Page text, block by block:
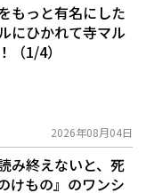
もっと有名にした
にひかれて寺マル
（1/4）
2026年08月04日
み終えないと、死
けもの』のワンシ